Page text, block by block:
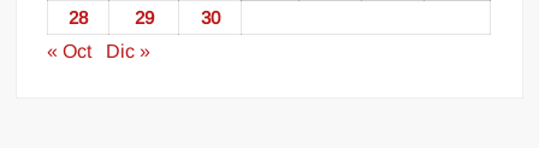
28
29
30
« Oct
Dic »